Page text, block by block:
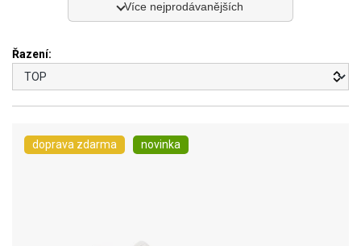
Více nejprodávanějších
Řazení:
doprava zdarma novinka